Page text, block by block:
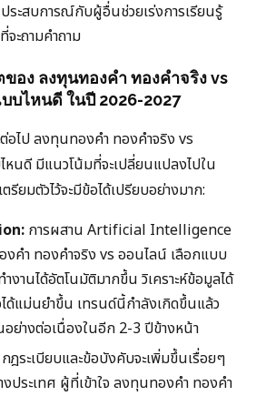
ระสบการณ์กับผู้อื่นช่วยเร่งการเรียนรู้
จะถามคำถาม
อง ลงทุนทองคำ ทองคำจริง vs
บไหนดี ในปี 2026-2027
อไป ลงทุนทองคำ ทองคำจริง vs
นดี มีแนวโน้มที่จะเปลี่ยนแปลงไปใน
ยมตัวไว้จะมีข้อได้เปรียบอย่างมาก:
การผสาน Artificial Intelligence
งคำ ทองคำจริง vs ออนไลน์ เลือกแบบ
ำงานได้อัตโนมัติมากขึ้น วิเคราะห์ข้อมูลได้
ด้แม่นยำขึ้น เทรนด์นี้กำลังเกิดขึ้นแล้ว
อย่างต่อเนื่องในอีก 2-3 ปีข้างหน้า
กฎระเบียบและข้อบังคับจะเพิ่มขึ้นเรื่อยๆ
งประเทศ ผู้ที่เข้าใจ ลงทุนทองคำ ทองคำ